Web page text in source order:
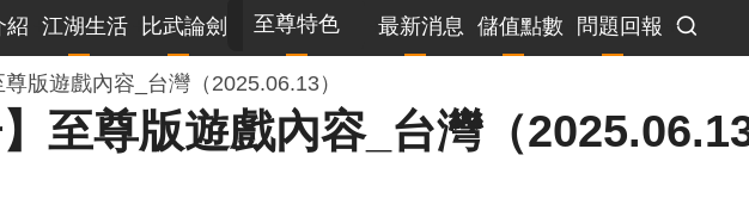
紹 江湖生活 比武論劍 至尊特色 最新消息 儲值點數 問題回報
尊版遊戲內容_台灣（2025.06.13）
】至尊版遊戲內容_台灣（